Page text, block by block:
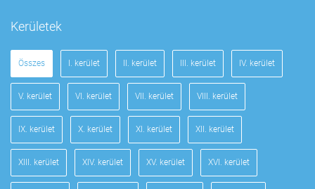
Kerületek
Összes I. kerület II. kerület III. kerület IV. kerület
V. kerület VI. kerület VII. kerület VIII. kerület
IX. kerület X. kerület XI. kerület XII. kerület
XIII. kerület XIV. kerület XV. kerület XVI. kerület